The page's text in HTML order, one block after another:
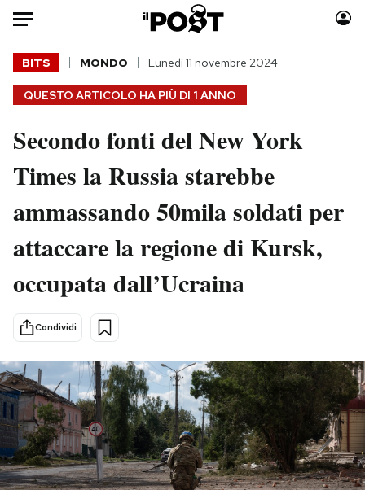
Auto
HOME
Italia
Politica
Tecnologia
Scienza
Cultura
Economia
Sport
Moda
Consumismi
Storie/Idee
Media
Europa
PODCAST
NEWSLETTER
QUESTO ARTICOLO HA PIÙ DI 1 ANNO
BITS MONDO Lunedì 11 novembre 2024
Secondo fonti del New York
Times la Russia starebbe
ammassando 50mila soldati per
attaccare la regione di Kursk,
occupata dall’Ucraina
Condividi